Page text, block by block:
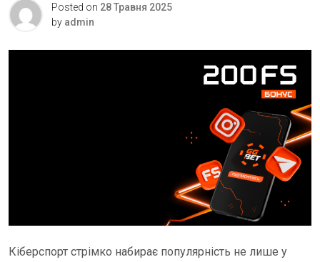
Posted on 28 Травня 2025
by admin
Кіберспорт стрімко набирає популярність не лише у